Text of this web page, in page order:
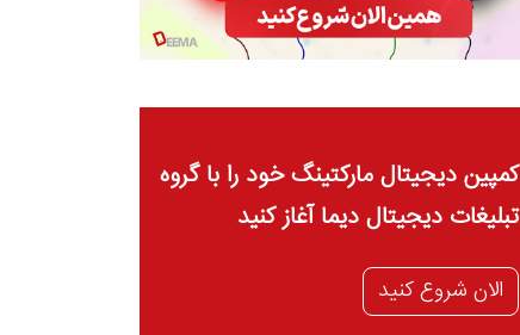
کمپین دیجیتال مارکتینگ خود را با گروه
تبلیغات دیجیتال دیما آغاز کنید
الان شروع کنید